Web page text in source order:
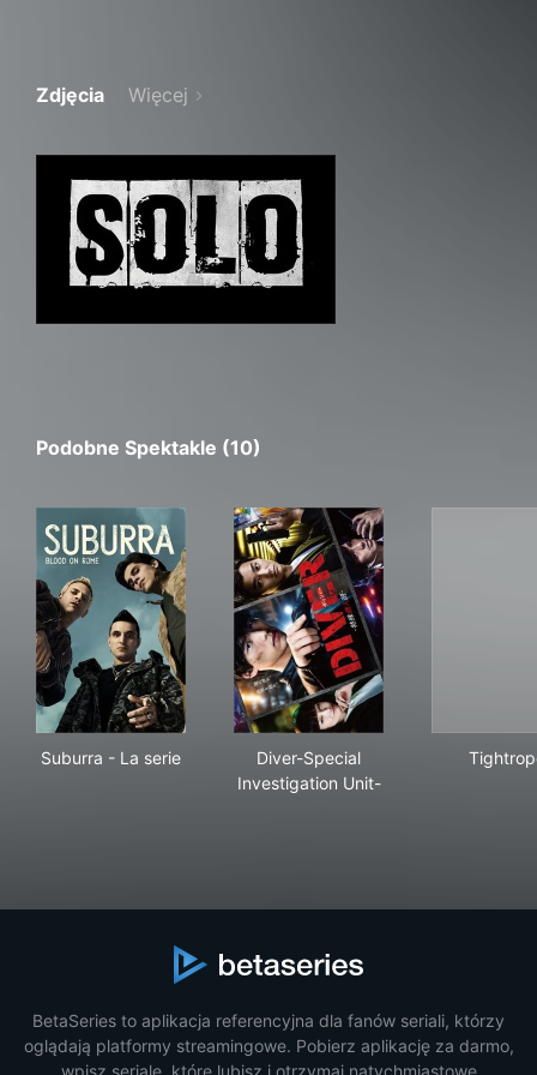
Zdjęcia Więcej
Podobne Spektakle (10)
Suburra - La serie
Diver-Special
Investigation Unit-
BetaSeries to aplikacja referencyjna dla fanów seriali, którzy
oglądają platformy streamingowe. Pobierz aplikację za darmo,
wpisz seriale, które lubisz i otrzymaj natychmiastowe